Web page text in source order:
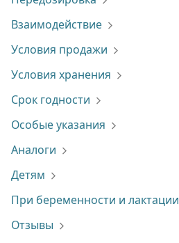
Взаимодействие
Условия продажи
Условия хранения
Срок годности
Особые указания
Аналоги
Детям
При беременности и лактации
Отзывы